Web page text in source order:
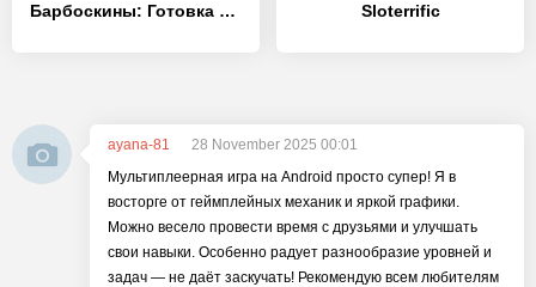
Барбоскины: Готовка Еды - [MOD Много денег] Sloterrific
ayana-81
28 November 2025 00:01
Мультиплеерная игра на Android просто супер! Я в
восторге от геймплейных механик и яркой графики.
Можно весело провести время с друзьями и улучшать
свои навыки. Особенно радует разнообразие уровней и
задач — не даёт заскучать! Рекомендую всем любителям